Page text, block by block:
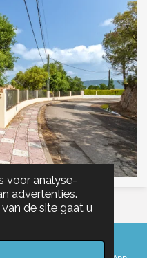
voor analyse-
advertenties.
de site gaat u